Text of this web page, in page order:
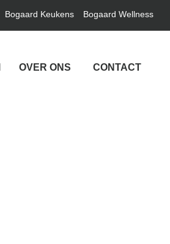
Bogaard Keukens Bogaard Wellness
OVER ONS CONTACT